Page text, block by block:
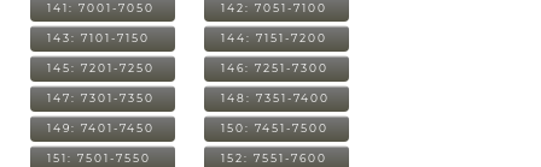
141: 7001-7050 142: 7051-7100
143: 7101-7150 144: 7151-7200
145: 7201-7250 146: 7251-7300
147: 7301-7350 148: 7351-7400
149: 7401-7450 150: 7451-7500
151: 7501-7550 152: 7551-7600